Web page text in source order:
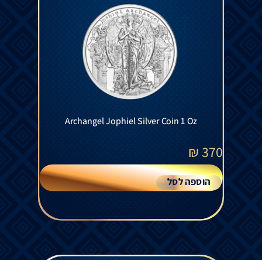
Archangel Jophiel Silver Coin 1 Oz
370
₪
הוספה לסל